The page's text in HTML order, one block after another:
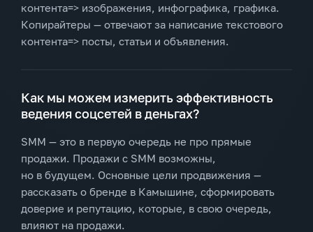
контента=> изображения, инфографика, графика.
Копирайтеры — отвечают за написание текстового
контента=> посты, статьи и объявления.
Как мы можем измерить эффективность
ведения соцсетей в деньгах?
SMM — это в первую очередь не про прямые
продажи. Продажи с SMM возможны,
но в будущем. Основные цели продвижения —
рассказать о бренде в Камышине, сформировать
доверие и репутацию, которые, в свою очередь,
влияют на продажи.